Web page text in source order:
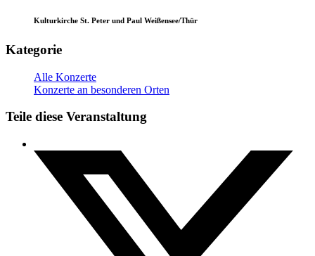
Kulturkirche St. Peter und Paul Weißensee/Thür
Kategorie
Alle Konzerte
Konzerte an besonderen Orten
Teile diese Veranstaltung